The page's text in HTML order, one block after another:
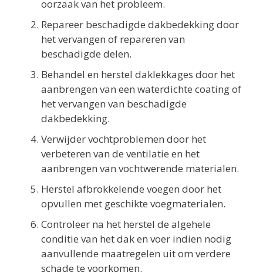
oorzaak van het probleem.
Repareer beschadigde dakbedekking door
het vervangen of repareren van
beschadigde delen.
Behandel en herstel daklekkages door het
aanbrengen van een waterdichte coating of
het vervangen van beschadigde
dakbedekking.
Verwijder vochtproblemen door het
verbeteren van de ventilatie en het
aanbrengen van vochtwerende materialen.
Herstel afbrokkelende voegen door het
opvullen met geschikte voegmaterialen.
Controleer na het herstel de algehele
conditie van het dak en voer indien nodig
aanvullende maatregelen uit om verdere
schade te voorkomen.